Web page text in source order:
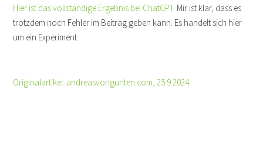
Hier ist das vollständige Ergebnis bei ChatGPT. Mir ist klar, dass es
trotzdem noch Fehler im Beitrag geben kann. Es handelt sich hier
um ein Experiment.
Originalartikel: andreasvongunten.com, 25.9.2024